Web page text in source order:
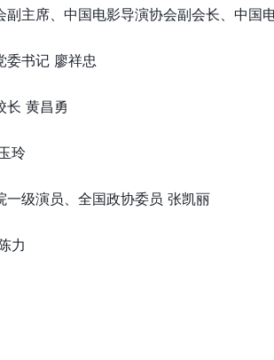
副主席、中国电影导演协会副会长、中国
委书记 廖祥忠
长 黄昌勇
玲
一级演员、全国政协委员 张凯丽
力